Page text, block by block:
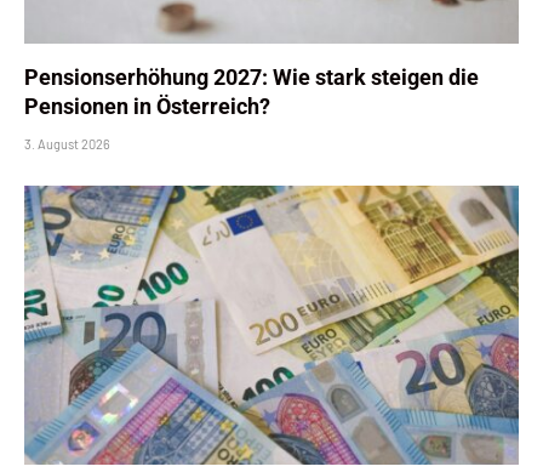
Pensionserhöhung 2027: Wie stark steigen die
Pensionen in Österreich?
3. August 2026